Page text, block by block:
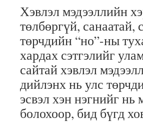
Хэвлэл мэдээллийн
төлбөргүй, санаатай,
төрчдийн “но”-ны
хардах сэтгэлийг
сайтай хэвлэл
дийлэнх нь улс
эсвэл хэн нэгнийг нь
болохоор, бид бүгд